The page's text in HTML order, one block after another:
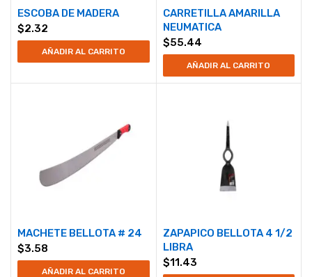
ESCOBA DE MADERA
$2.32
AÑADIR AL CARRITO
CARRETILLA AMARILLA
NEUMATICA
$55.44
AÑADIR AL CARRITO
MACHETE BELLOTA # 24
$3.58
AÑADIR AL CARRITO
ZAPAPICO BELLOTA 4 1/2
LIBRA
$11.43